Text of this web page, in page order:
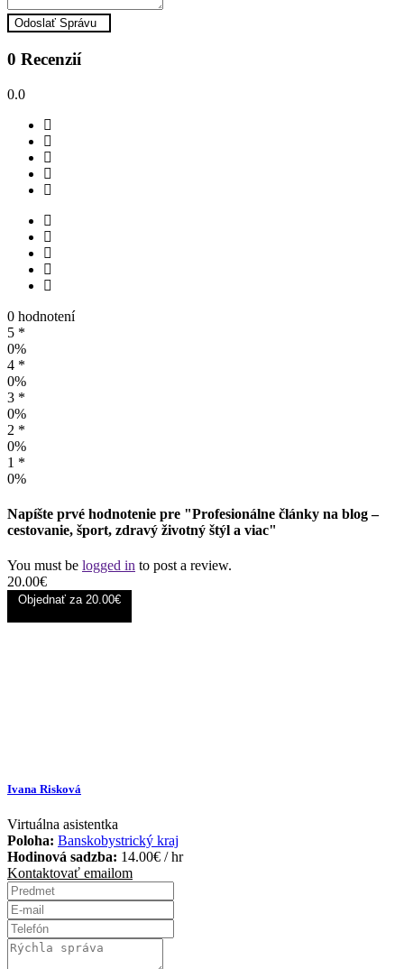
Odoslať Správu
0 Recenzií
0.0
0 hodnotení
5 *
0%
4 *
0%
3 *
0%
2 *
0%
1 *
0%
Napíšte prvé hodnotenie pre "Profesionálne články na blog –
cestovanie, šport, zdravý životný štýl a viac"
You must be logged in to post a review.
20.00€
Objednať za 20.00€
Ivana Risková
Virtuálna asistentka
Poloha: Banskobystrický kraj
Hodinová sadzba: 14.00€ / hr
Kontaktovať emailom